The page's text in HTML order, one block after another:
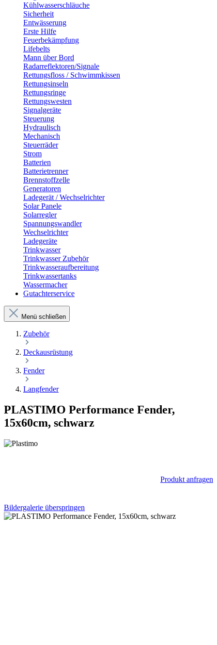
Kühlwasserschläuche
Sicherheit
Entwässerung
Erste Hilfe
Feuerbekämpfung
Lifebelts
Mann über Bord
Radarreflektoren/Signale
Rettungsfloss / Schwimmkissen
Rettungsinseln
Rettungsringe
Rettungswesten
Signalgeräte
Steuerung
Hydraulisch
Mechanisch
Steuerräder
Strom
Batterien
Batterietrenner
Brennstoffzelle
Generatoren
Ladegerät / Wechselrichter
Solar Panele
Solarregler
Spannungswandler
Wechselrichter
Ladegeräte
Trinkwasser
Trinkwasser Zubehör
Trinkwasseraufbereitung
Trinkwassertanks
Wassermacher
Gutachterservice
Menü schließen
Zubehör
Deckausrüstung
Fender
Langfender
PLASTIMO Performance Fender,
15x60cm, schwarz
Produkt anfragen
Bildergalerie überspringen